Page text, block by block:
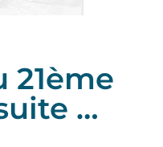
21ème
…